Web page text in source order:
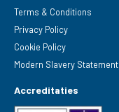
Terms & Conditions
Privacy Policy
Cookie Policy
Modern Slavery Statement
Accreditaties